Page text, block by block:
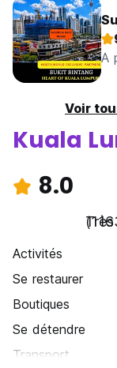
A
Voir
Kuala
8.0
Activités
Se restaurer
Boutiques
Se détendre
Transport